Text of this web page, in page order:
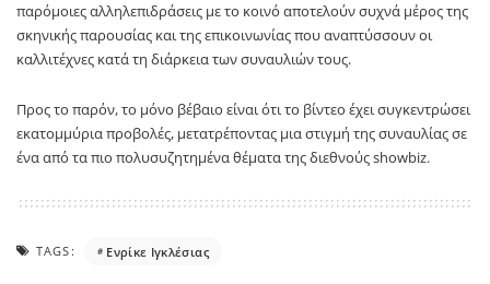
παρόμοιες αλληλεπιδράσεις με το κοινό αποτελούν συχνά μέρος της
σκηνικής παρουσίας και της επικοινωνίας που αναπτύσσουν οι
καλλιτέχνες κατά τη διάρκεια των συναυλιών τους.
Προς το παρόν, το μόνο βέβαιο είναι ότι το βίντεο έχει συγκεντρώσει
εκατομμύρια προβολές, μετατρέποντας μια στιγμή της συναυλίας σε
ένα από τα πιο πολυσυζητημένα θέματα της διεθνούς showbiz.
TAGS: Ενρίκε Ιγκλέσιας